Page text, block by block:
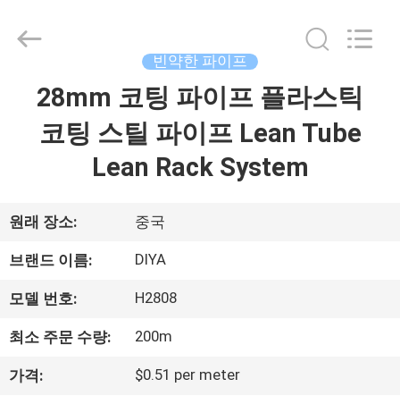
회
사
소
개
Industrial
빈약한 파이프
28mm 코팅 파이프 플라스틱
코팅 스틸 파이프 Lean Tube
Lean Rack System
원래 장소: 중국
브랜드 이름: DIYA
모델 번호: H2808
최소 주문 수량: 200m
가격: $0.51 per meter